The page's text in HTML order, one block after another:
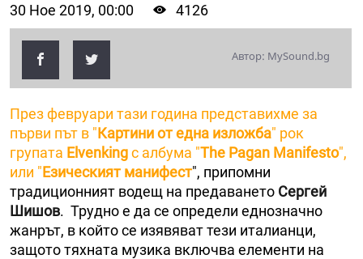
30 Ное 2019, 00:00 4126
Автор: MySound.bg
През февруари тази година представихме за
първи път в "Картини от една изложба" рок
групата Elvenkingс албума "The Pagan Manifesto",
или "Езическият манифест", припомни
традиционният водещ на предаването Сергей
Шишов. Трудно е да се определи еднозначно
жанрът, в който се изявяват тези италианци,
защото тяхната музика включва елементи на